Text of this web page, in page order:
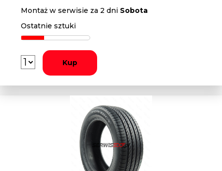
Montaż w serwisie za 2 dni Sobota
Ostatnie sztuki
Kup